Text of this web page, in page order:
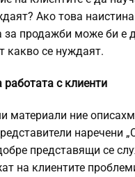
Ако това наистина
за продажби може би е
какво се нуждаят.
работата с клиенти
материали ние
наречени
представящи се
на клиентите